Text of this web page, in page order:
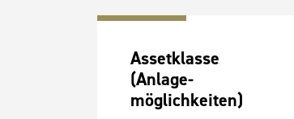
Assetklasse
(Anlage­
möglichkeiten)